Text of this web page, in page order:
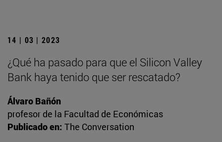
14 | 03 | 2023
¿Qué ha pasado para que el Silicon Valley
Bank haya tenido que ser rescatado?
Álvaro Bañón
profesor de la Facultad de Económicas
Publicado en: The Conversation